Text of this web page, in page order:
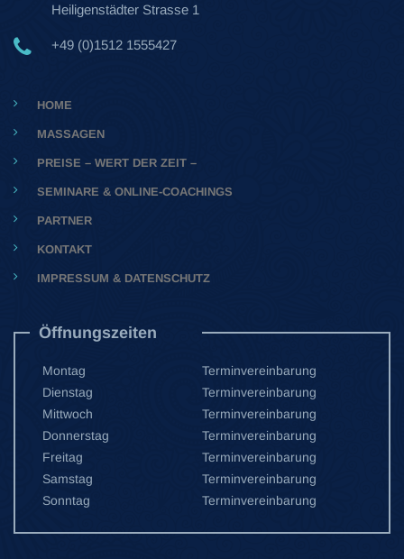
Heiligenstädter Strasse 1
+49 (0)1512 1555427
HOME
MASSAGEN
PREISE – WERT DER ZEIT –
SEMINARE & ONLINE-COACHINGS
PARTNER
KONTAKT
IMPRESSUM & DATENSCHUTZ
Öffnungszeiten
Montag
Terminvereinbarung
Dienstag
Terminvereinbarung
Mittwoch
Terminvereinbarung
Donnerstag
Terminvereinbarung
Freitag
Terminvereinbarung
Samstag
Terminvereinbarung
Sonntag
Terminvereinbarung